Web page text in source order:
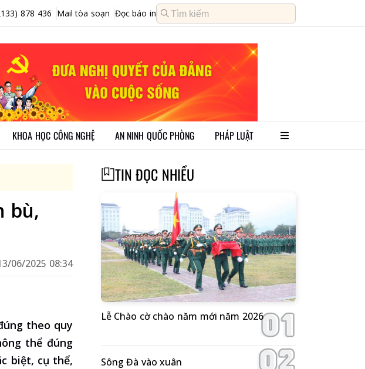
878 436 Mail tòa soạn Đọc báo in
KHOA HỌC CÔNG NGHỆ AN NINH QUỐC PHÒNG PHÁP LUẬT
bù,
06/2025 08:34
theo quy
thể đúng
biệt, cụ thể,
TIN ĐỌC NHIỀU
Lễ Chào cờ chào năm mới năm 2026
Sông Đà vào xuân